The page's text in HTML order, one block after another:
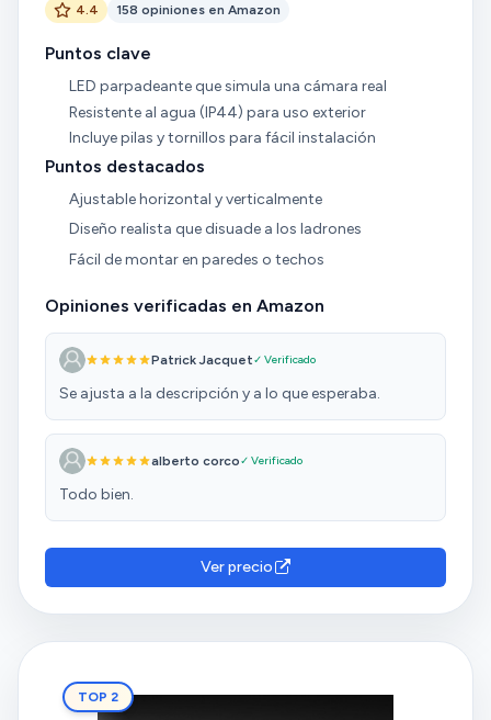
4.4 158 opiniones en Amazon
Puntos clave
LED parpadeante que simula una cámara real
Resistente al agua (IP44) para uso exterior
Incluye pilas y tornillos para fácil instalación
Puntos destacados
Ajustable horizontal y verticalmente
Diseño realista que disuade a los ladrones
Fácil de montar en paredes o techos
Opiniones verificadas en Amazon
Patrick Jacquet✓ Verificado
Se ajusta a la descripción y a lo que esperaba.
alberto corco✓ Verificado
Todo bien.
Ver precio
TOP 2